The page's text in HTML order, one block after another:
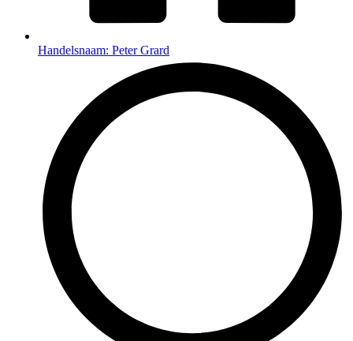
Handelsnaam: Peter Grard